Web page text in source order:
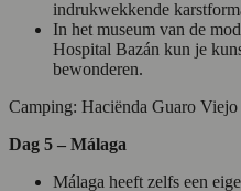
indrukwekkende
In het museum van de
Hospital Bazán kun je
bewonderen.
Camping: Haciënda Guaro Viejo
Dag 5 – Málaga
Málaga heeft zelfs een